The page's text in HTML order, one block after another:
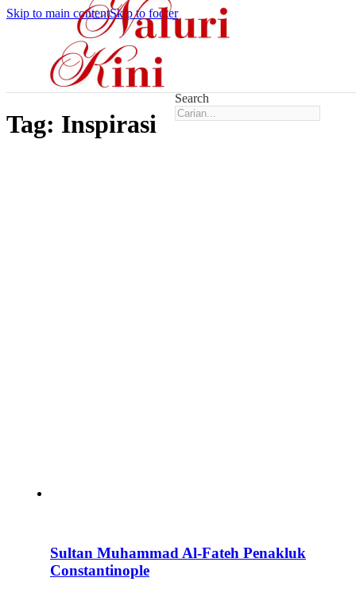
Skip to main contentSkip to footer
Search
Tag: Inspirasi
Sultan Muhammad Al-Fateh Penakluk
Constantinople